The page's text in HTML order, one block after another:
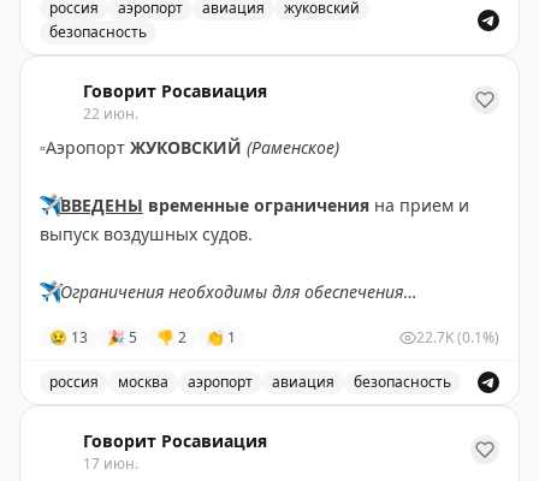
россия аэропорт авиация
жуковский
безопасность
Говорит Росавиация
22 июн.
▫️Аэропорт ЖУКОВСКИЙ (Раменское)
✈️ВВЕДЕНЫ временные ограничения на прием и
выпуск воздушных судов.
✈️Ограничения необходимы для обеспечения
✈️ Говорит Росавиация| MАХ
😢 13 🎉 5 👎 2 👏 1 22.7K(0.1%)
россия москва аэропорт авиация безопасность
Говорит Росавиация
17 июн.